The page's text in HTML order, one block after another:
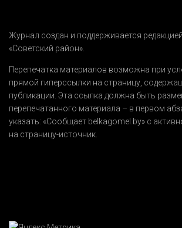
Журнал создан и поддерживается
«Советский район».
Перепечатка материалов возможна при
прямой гиперссылки на страницу,
публикации. Эта ссылка должна быть
перепечатанного материала – в первом
указать: «Сообщает belkagomel.by» с
на страницу-источник.